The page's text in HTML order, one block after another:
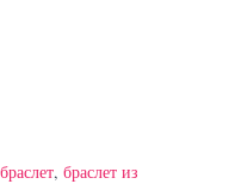
браслет, браслет из